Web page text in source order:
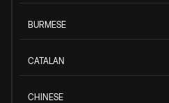
BURMESE
CATALAN
CHINESE